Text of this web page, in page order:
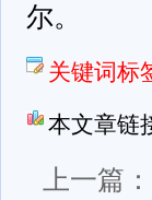
尔。
关键词标
本文章链
上一篇：